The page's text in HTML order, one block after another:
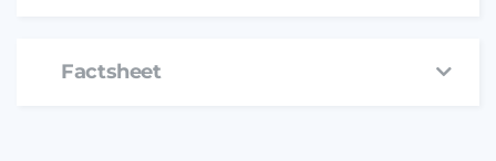
Factsheet